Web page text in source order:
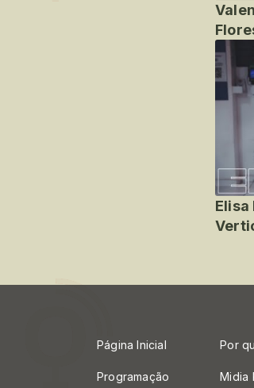
Elisa
Página Inicial
Programação
Por
Midia